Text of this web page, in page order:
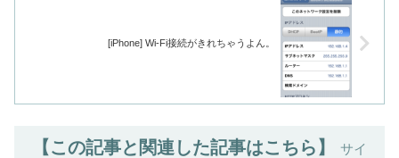
[iPhone] Wi-Fi接続がきれちゃうよん。
【この記事と関連した記事はこちら】 サイ